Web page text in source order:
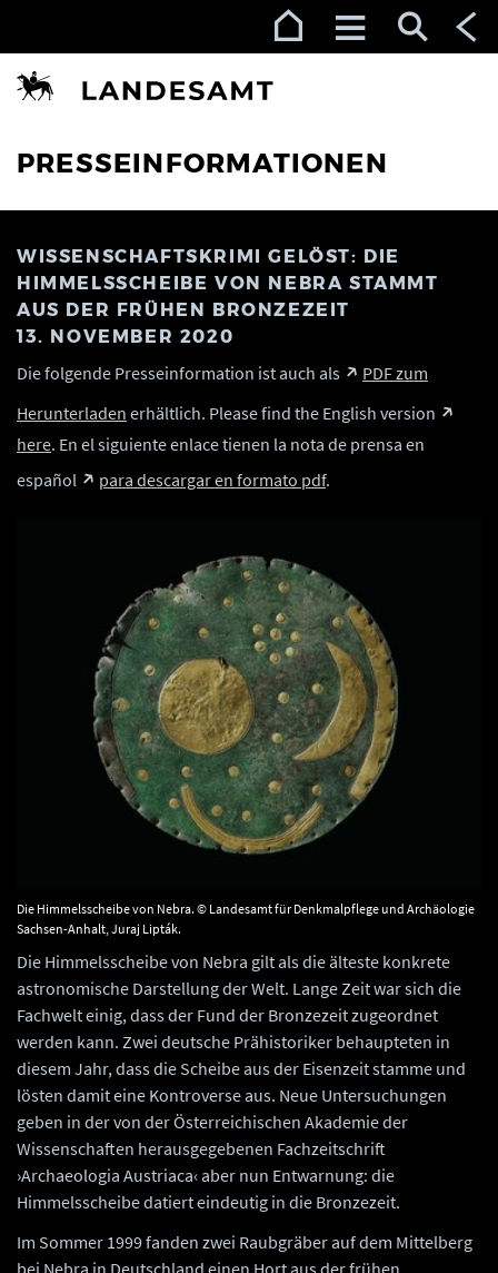
PRESSEINFORMATIONEN
WISSENSCHAFTSKRIMI GELÖST: DIE
HIMMELSSCHEIBE VON NEBRA STAMMT
AUS DER FRÜHEN BRONZEZEIT
13. NOVEMBER 2020
Die folgende Presseinformation ist auch als
PDF zum
Herunterladen erhältlich. Please find the English version
here. En el siguiente enlace tienen la nota de prensa en
español
para descargar en formato pdf.
Die Himmelsscheibe von Nebra. © Landesamt für Denkmalpflege und Archäologie
Sachsen-Anhalt, Juraj Lipták.
Die Himmelsscheibe von Nebra gilt als die älteste konkrete
astronomische Darstellung der Welt. Lange Zeit war sich die
Fachwelt einig, dass der Fund der Bronzezeit zugeordnet
werden kann. Zwei deutsche Prähistoriker behaupteten in
diesem Jahr, dass die Scheibe aus der Eisenzeit stamme und
lösten damit eine Kontroverse aus. Neue Untersuchungen
geben in der von der Österreichischen Akademie der
Wissenschaften herausgegebenen Fachzeitschrift
›Archaeologia Austriaca‹ aber nun Entwarnung: die
Himmelsscheibe datiert eindeutig in die Bronzezeit.
Im Sommer 1999 fanden zwei Raubgräber auf dem Mittelberg
bei Nebra in Deutschland einen Hort aus der frühen